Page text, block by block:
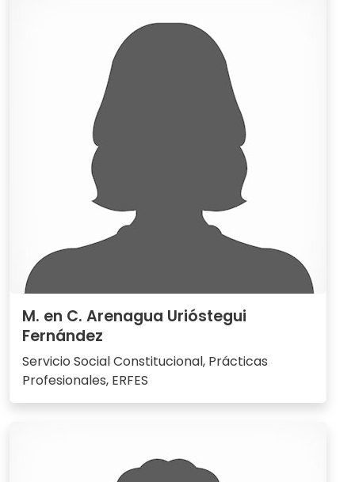
M. en C. Arenagua Urióstegui
Fernández
Servicio Social Constitucional, Prácticas
Profesionales, ERFES